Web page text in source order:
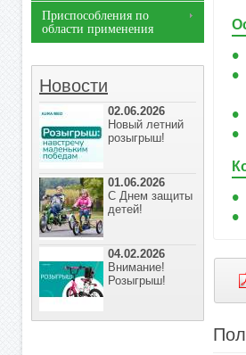
Приспособления по
области применения
Новости
02.06.2026
Новый летний
розыгрыш!
01.06.2026
С Днем защиты
детей!
04.02.2026
Внимание!
Розыгрыш!